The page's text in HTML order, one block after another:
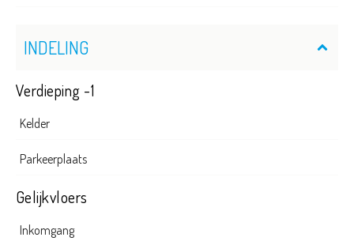
INDELING
Verdieping -1
Kelder
Parkeerplaats
Gelijkvloers
Inkomgang